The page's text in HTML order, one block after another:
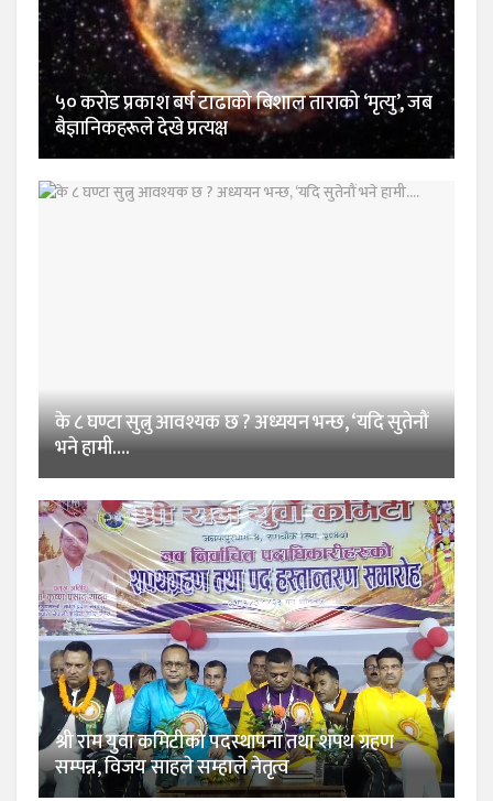
५० करोड प्रकाश बर्ष टाढाको बिशाल ताराको ‘मृत्यु’, जब
बैज्ञानिकहरूले देखे प्रत्यक्ष
के ८ घण्टा सुत्नु आवश्यक छ ? अध्ययन भन्छ, ‘यदि सुतेनौं
भने हामी….
श्री राम युवा कमिटीको पदस्थापना तथा शपथ ग्रहण
सम्पन्न, विजय साहले सम्हाले नेतृत्व